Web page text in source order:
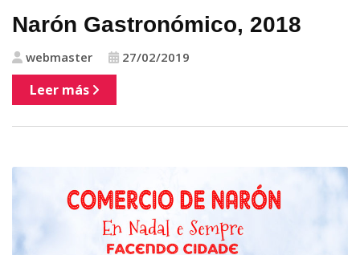
Narón Gastronómico, 2018
webmaster 27/02/2019
Leer más